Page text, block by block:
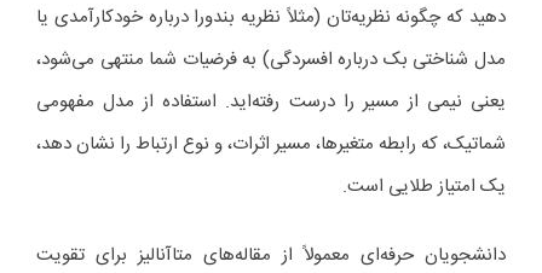
دهید که چگونه نظریه‌تان (مثلاً نظریه بندورا درباره خودکارآمدی یا
مدل شناختی بک درباره افسردگی) به فرضیات شما منتهی می‌شود،
یعنی نیمی از مسیر را درست رفته‌اید. استفاده از مدل مفهومی
شماتیک، که رابطه متغیرها، مسیر اثرات، و نوع ارتباط را نشان دهد،
یک امتیاز طلایی است.
دانشجویان حرفه‌ای معمولاً از مقاله‌های متاآنالیز برای تقویت